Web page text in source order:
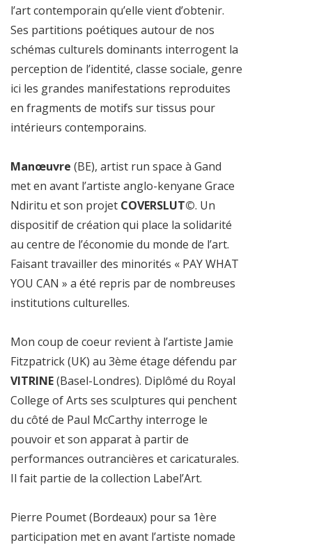
l’art contemporain qu’elle vient d’obtenir.
Ses partitions poétiques autour de nos
schémas culturels dominants interrogent la
perception de l’identité, classe sociale, genre
ici les grandes manifestations reproduites
en fragments de motifs sur tissus pour
intérieurs contemporains.
Manœuvre (BE), artist run space à Gand
met en avant l’artiste anglo-kenyane Grace
Ndiritu et son projet COVERSLUT©. Un
dispositif de création qui place la solidarité
au centre de l’économie du monde de l’art.
Faisant travailler des minorités « PAY WHAT
YOU CAN » a été repris par de nombreuses
institutions culturelles.
Mon coup de coeur revient à l’artiste Jamie
Fitzpatrick (UK) au 3ème étage défendu par
VITRINE(Basel-Londres). Diplômé du Royal
College of Arts ses sculptures qui penchent
du côté de Paul McCarthy interroge le
pouvoir et son apparat à partir de
performances outrancières et caricaturales.
Il fait partie de la collection Label’Art.
Pierre Poumet (Bordeaux) pour sa 1ère
participation met en avant l’artiste nomade